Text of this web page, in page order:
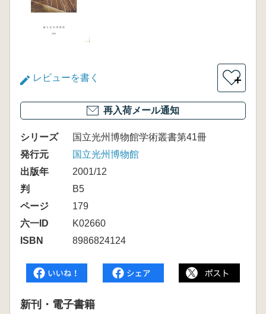
レビューを書く ＋
再入荷メール通知
シリーズ
国立光州博物館学術叢書第41冊
発行元
国立光州博物館
出版年
2001/12
判
B5
ページ
179
六一ID
K02660
ISBN
8986824124
新刊・電子書籍